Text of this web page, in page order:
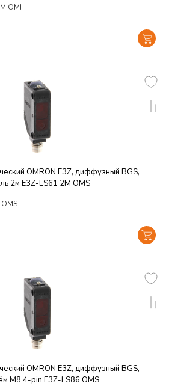
OMI
OMRON E3Z, диффузный BGS,
2м E3Z-LS61 2M OMS
OMRON E3Z, диффузный BGS,
M8 4-pin E3Z-LS86 OMS